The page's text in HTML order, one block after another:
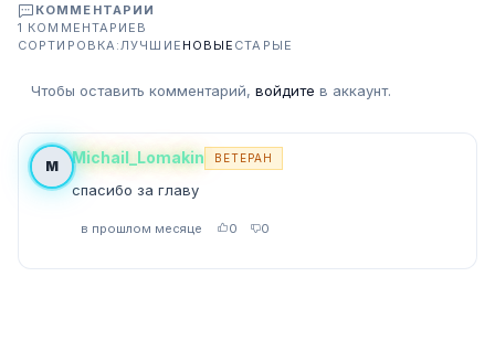
КОММЕНТАРИИ
1 КОММЕНТАРИЕВ
СОРТИРОВКА: ЛУЧШИЕ НОВЫЕ СТАРЫЕ
Чтобы оставить комментарий, войдите в аккаунт.
M Michail_Lomakin ВЕТЕРАН
спасибо за главу
в прошлом месяце 0 0